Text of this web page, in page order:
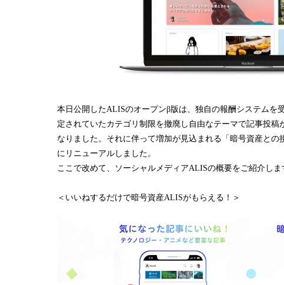
本日公開したALISのオープンβ版は、独自の報酬システムを
定されていたカテゴリ制限を撤廃し自由なテーマで記事投
なりました。それに伴って増加が見込まれる「暗号資産と
にリニューアルしました。
ここで改めて、ソーシャルメディアALISの概要をご紹介しま
＜いいねするだけで暗号資産ALISがもらえる！＞